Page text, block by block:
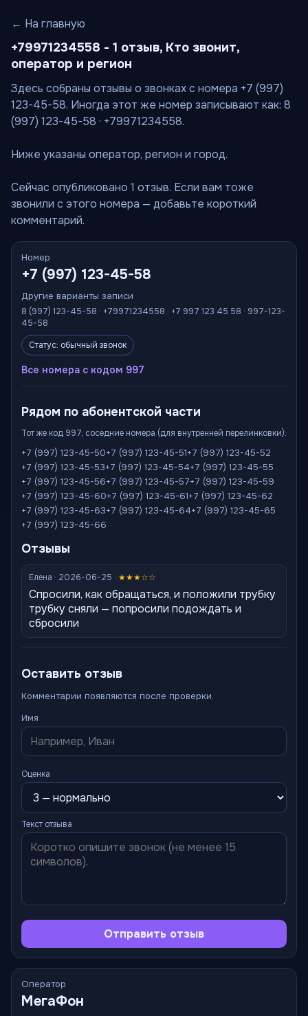
← На главную
+79971234558 - 1 отзыв, Кто звонит,
оператор и регион
Здесь собраны отзывы о звонках с номера +7 (997)
123-45-58. Иногда этот же номер записывают как: 8
(997) 123-45-58 · +79971234558.
Ниже указаны оператор, регион и город.
Сейчас опубликовано 1 отзыв. Если вам тоже
звонили с этого номера — добавьте короткий
комментарий.
Номер
+7 (997) 123-45-58
Другие варианты записи
8 (997) 123-45-58 · +79971234558 · +7 997 123 45 58 · 997-123-
45-58
Статус: обычный звонок
Все номера с кодом 997
Рядом по абонентской части
Тот же код 997, соседние номера (для внутренней перелинковки):
+7 (997) 123-45-50+7 (997) 123-45-51+7 (997) 123-45-52
+7 (997) 123-45-53+7 (997) 123-45-54+7 (997) 123-45-55
+7 (997) 123-45-56+7 (997) 123-45-57+7 (997) 123-45-59
+7 (997) 123-45-60+7 (997) 123-45-61+7 (997) 123-45-62
+7 (997) 123-45-63+7 (997) 123-45-64+7 (997) 123-45-65
+7 (997) 123-45-66
Отзывы
Елена · 2026-06-25 · ★★★☆☆
Спросили, как обращаться, и положили трубку
трубку сняли — попросили подождать и
сбросили
Оставить отзыв
Комментарии появляются после проверки.
Имя
Оценка
Текст отзыва
Отправить отзыв
Оператор
МегаФон